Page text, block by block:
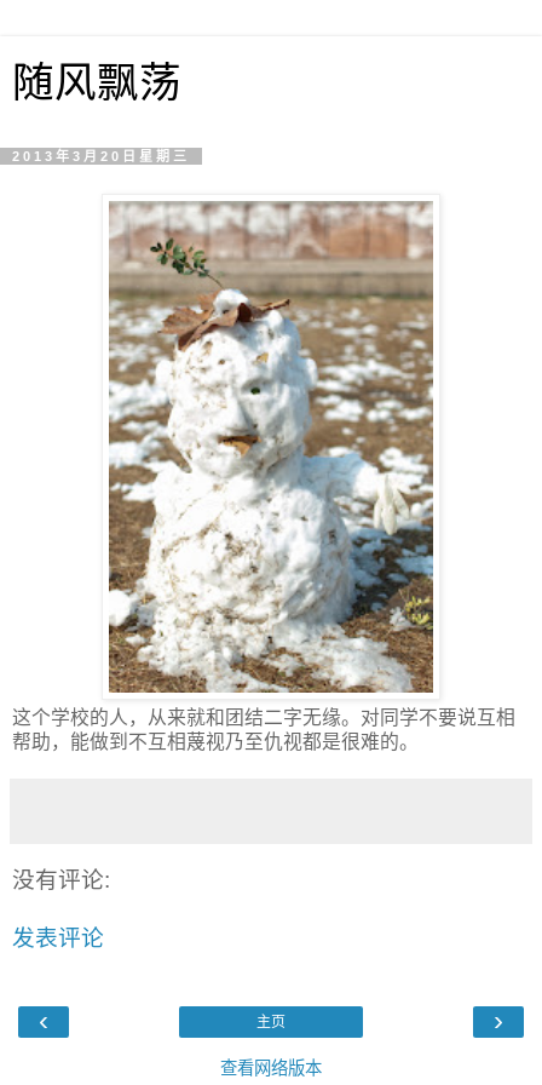
随风飘荡
2013年3月20日星期三
这个学校的人，从来就和团结二字无缘。对同学不要说互相
帮助，能做到不互相蔑视乃至仇视都是很难的。
没有评论:
发表评论
‹ ›
主页
查看网络版本